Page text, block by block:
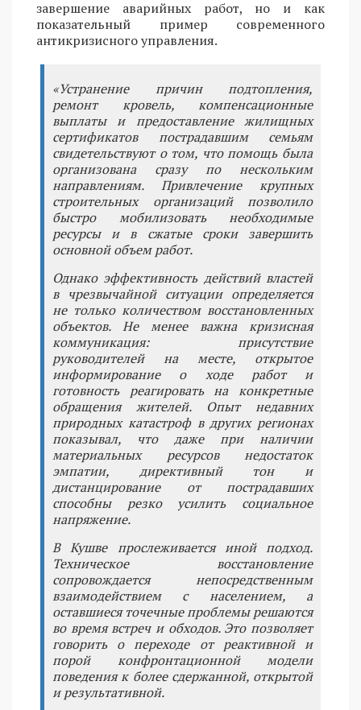
завершение аварийных работ, но и как
показательный пример современного
антикризисного управления.
«Устранение причин подтопления,
ремонт кровель, компенсационные
выплаты и предоставление жилищных
сертификатов пострадавшим семьям
свидетельствуют о том, что помощь была
организована сразу по нескольким
направлениям. Привлечение крупных
строительных организаций позволило
быстро мобилизовать необходимые
ресурсы и в сжатые сроки завершить
основной объем работ.
Однако эффективность действий властей
в чрезвычайной ситуации определяется
не только количеством восстановленных
объектов. Не менее важна кризисная
коммуникация: присутствие
руководителей на месте, открытое
информирование о ходе работ и
готовность реагировать на конкретные
обращения жителей. Опыт недавних
природных катастроф в других регионах
показывал, что даже при наличии
материальных ресурсов недостаток
эмпатии, директивный тон и
дистанцирование от пострадавших
способны резко усилить социальное
напряжение.
В Кушве прослеживается иной подход.
Техническое восстановление
сопровождается непосредственным
взаимодействием с населением, а
оставшиеся точечные проблемы решаются
во время встреч и обходов. Это позволяет
говорить о переходе от реактивной и
порой конфронтационной модели
поведения к более сдержанной, открытой
и результативной.